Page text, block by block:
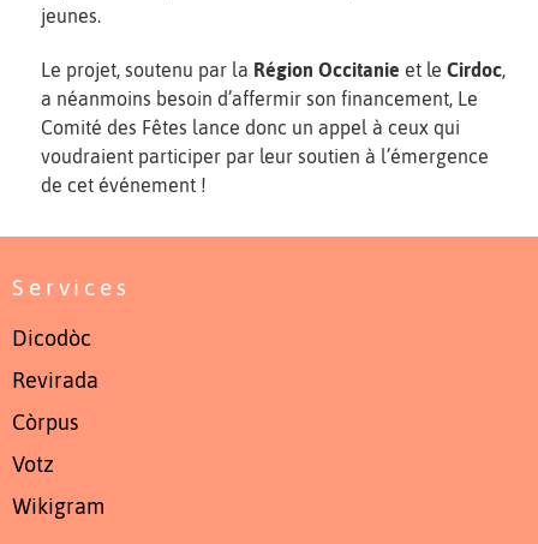
jeunes.
Le projet, soutenu par la Région Occitanie et le Cirdoc,
a néanmoins besoin d’affermir son financement, Le
Comité des Fêtes lance donc un appel à ceux qui
voudraient participer par leur soutien à l’émergence
de cet événement !
Services
Dicodòc
Revirada
Còrpus
Votz
Wikigram